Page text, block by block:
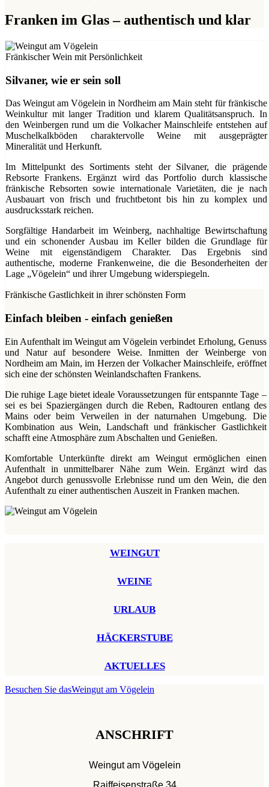
Franken im Glas – authentisch und klar
Fränkischer Wein mit Persönlichkeit
Silvaner, wie er sein soll
Das Weingut am Vögelein in Nordheim am Main steht für fränkische
Weinkultur mit langer Tradition und klarem Qualitätsanspruch. In
den Weinbergen rund um die Volkacher Mainschleife entstehen auf
Muschelkalkböden charaktervolle Weine mit ausgeprägter
Mineralität und Herkunft.
Im Mittelpunkt des Sortiments steht der Silvaner, die prägende
Rebsorte Frankens. Ergänzt wird das Portfolio durch klassische
fränkische Rebsorten sowie internationale Varietäten, die je nach
Ausbauart von frisch und fruchtbetont bis hin zu komplex und
ausdrucksstark reichen.
Sorgfältige Handarbeit im Weinberg, nachhaltige Bewirtschaftung
und ein schonender Ausbau im Keller bilden die Grundlage für
Weine mit eigenständigem Charakter. Das Ergebnis sind
authentische, moderne Frankenweine, die die Besonderheiten der
Lage „Vögelein“ und ihrer Umgebung widerspiegeln.
Fränkische Gastlichkeit in ihrer schönsten Form
Einfach bleiben - einfach genießen
Ein Aufenthalt im Weingut am Vögelein verbindet Erholung, Genuss
und Natur auf besondere Weise. Inmitten der Weinberge von
Nordheim am Main, im Herzen der Volkacher Mainschleife, eröffnet
sich eine der schönsten Weinlandschaften Frankens.
Die ruhige Lage bietet ideale Voraussetzungen für entspannte Tage –
sei es bei Spaziergängen durch die Reben, Radtouren entlang des
Mains oder beim Verweilen in der naturnahen Umgebung. Die
Kombination aus Wein, Landschaft und fränkischer Gastlichkeit
schafft eine Atmosphäre zum Abschalten und Genießen.
Komfortable Unterkünfte direkt am Weingut ermöglichen einen
Aufenthalt in unmittelbarer Nähe zum Wein. Ergänzt wird das
Angebot durch genussvolle Erlebnisse rund um den Wein, die den
Aufenthalt zu einer authentischen Auszeit in Franken machen.
WEINGUT
WEINE
URLAUB
HÄCKERSTUBE
AKTUELLES
Besuchen Sie dasWeingut am Vögelein
ANSCHRIFT
Weingut am Vögelein
Raiffeisenstraße 34